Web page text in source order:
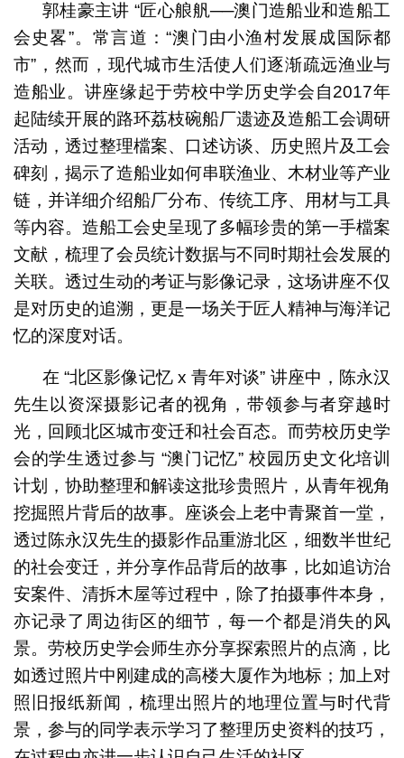
郭桂豪主讲 “匠心艆舤──澳门造船业和造船工
会史畧”。常言道：“澳门由小渔村发展成国际都
市”，然而，现代城市生活使人们逐渐疏远渔业与
造船业。讲座缘起于劳校中学历史学会自2017年
起陆续开展的路环荔枝碗船厂遗迹及造船工会调研
活动，透过整理檔案、口述访谈、历史照片及工会
碑刻，揭示了造船业如何串联渔业、木材业等产业
链，并详细介绍船厂分布、传统工序、用材与工具
等内容。造船工会史呈现了多幅珍贵的第一手檔案
文献，梳理了会员统计数据与不同时期社会发展的
关联。透过生动的考证与影像记录，这场讲座不仅
是对历史的追溯，更是一场关于匠人精神与海洋记
忆的深度对话。
在 “北区影像记忆 x 青年对谈” 讲座中，陈永汉
先生以资深摄影记者的视角，带领参与者穿越时
光，回顾北区城市变迁和社会百态。而劳校历史学
会的学生透过参与 “澳门记忆” 校园历史文化培训
计划，协助整理和解读这批珍贵照片，从青年视角
挖掘照片背后的故事。座谈会上老中青聚首一堂，
透过陈永汉先生的摄影作品重游北区，细数半世纪
的社会变迁，并分享作品背后的故事，比如追访治
安案件、清拆木屋等过程中，除了拍摄事件本身，
亦记录了周边街区的细节，每一个都是消失的风
景。劳校历史学会师生亦分享探索照片的点滴，比
如透过照片中刚建成的高楼大厦作为地标；加上对
照旧报纸新闻，梳理出照片的地理位置与时代背
景，参与的同学表示学习了整理历史资料的技巧，